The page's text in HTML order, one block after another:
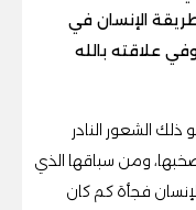
الإنسان في
علاقته بالله
الشعور النادر
ومن سباقها الذي
فجأة كم كان